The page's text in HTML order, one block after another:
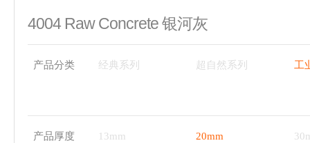
4004 Raw Concrete 银河灰
产品分类 经典系列 超自然系列 工
产品厚度 13mm 20mm